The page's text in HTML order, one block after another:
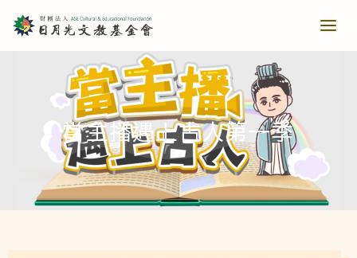
青少培育
助力培育
樂讀種書
教育推廣
當主播遇上古人第一季
藝文扎根
當主播遇上古人第一季